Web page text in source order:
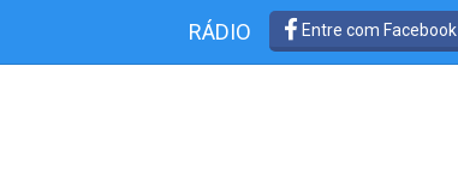
RÁDIO Entre com Facebook